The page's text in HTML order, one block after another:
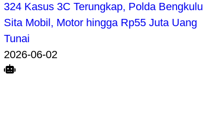
324 Kasus 3C Terungkap, Polda Bengkulu
Sita Mobil, Motor hingga Rp55 Juta Uang
Tunai
2026-06-02